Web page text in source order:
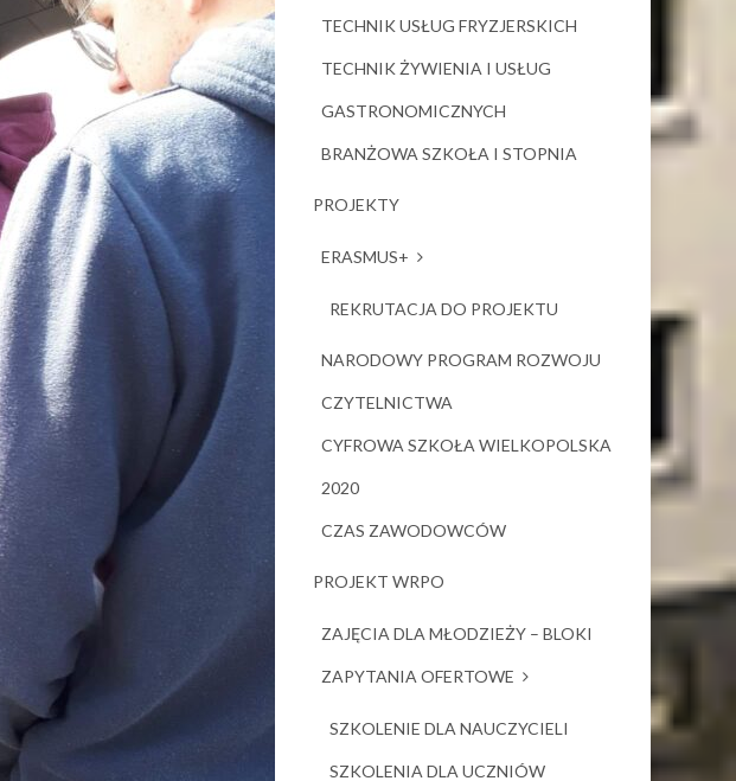
TECHNIK USŁUG FRYZJERSKICH
TECHNIK ŻYWIENIA I USŁUG
GASTRONOMICZNYCH
BRANŻOWA SZKOŁA I STOPNIA
PROJEKTY
ERASMUS+
REKRUTACJA DO PROJEKTU
NARODOWY PROGRAM ROZWOJU
CZYTELNICTWA
CYFROWA SZKOŁA WIELKOPOLSKA
2020
CZAS ZAWODOWCÓW
PROJEKT WRPO
ZAJĘCIA DLA MŁODZIEŻY – BLOKI
ZAPYTANIA OFERTOWE
SZKOLENIE DLA NAUCZYCIELI
SZKOLENIA DLA UCZNIÓW